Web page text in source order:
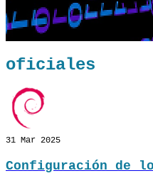
oficiales
31 Mar 2025
Configuración de